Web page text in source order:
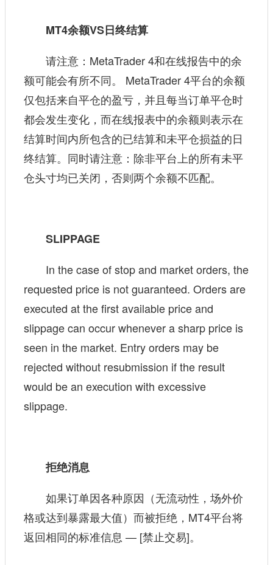
MT4余额VS日终结算
请注意：MetaTrader 4和在线报告中的余
额可能会有所不同。 MetaTrader 4平台的余额
仅包括来自平仓的盈亏，并且每当订单平仓时
都会发生变化，而在线报表中的余额则表示在
结算时间内所包含的已结算和未平仓损益的日
终结算。同时请注意：除非平台上的所有未平
仓头寸均已关闭，否则两个余额不匹配。
SLIPPAGE
In the case of stop and market orders, the
requested price is not guaranteed. Orders are
executed at the first available price and
slippage can occur whenever a sharp price is
seen in the market. Entry orders may be
rejected without resubmission if the result
would be an execution with excessive
slippage.
拒绝消息
如果订单因各种原因（无流动性，场外价
格或达到暴露最大值）而被拒绝，MT4平台将
返回相同的标准信息 — [禁止交易]。